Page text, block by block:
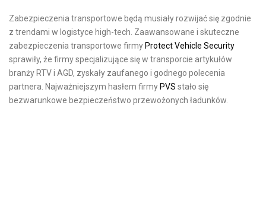
Zabezpieczenia transportowe będą musiały rozwijać się zgodnie
z trendami w logistyce high-tech. Zaawansowane i skuteczne
zabezpieczenia transportowe firmy Protect Vehicle Security
sprawiły, że firmy specjalizujące się w transporcie artykułów
branży RTV i AGD, zyskały zaufanego i godnego polecenia
partnera. Najważniejszym hasłem firmy PVS stało się
bezwarunkowe bezpieczeństwo przewożonych ładunków.